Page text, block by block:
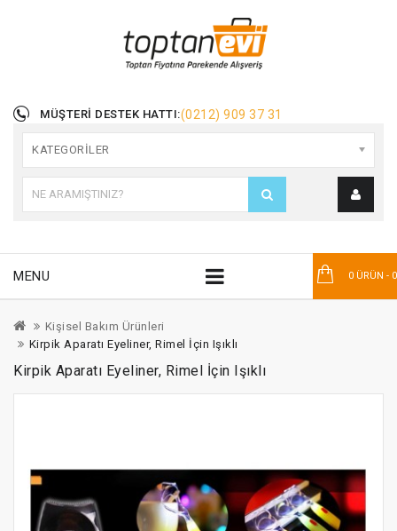
MÜŞTERI DESTEK HATTI:(0212) 909 37 31
KATEGORILER
0 ÜRÜN -
MENU
Kişisel Bakım Ürünleri
Kirpik Aparatı Eyeliner, Rimel İçin Işıklı
Kirpik Aparatı Eyeliner, Rimel İçin Işıklı